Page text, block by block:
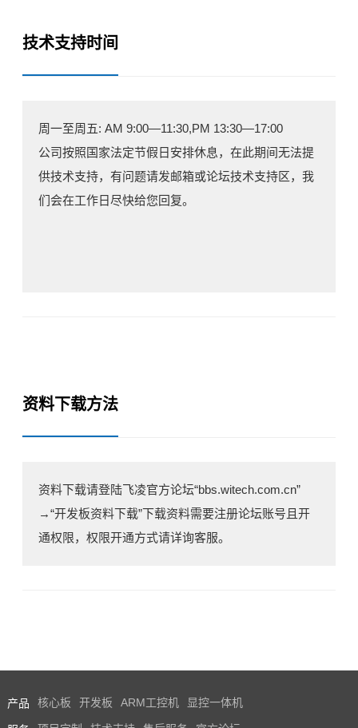
技术支持时间
周一至周五: AM 9:00—11:30,PM 13:30—17:00
公司按照国家法定节假日安排休息，在此期间无法提
供技术支持，有问题请发邮箱或论坛技术支持区，我
们会在工作日尽快给您回复。
资料下载方法
资料下载请登陆飞凌官方论坛“bbs.witech.com.cn”
→“开发板资料下载”下载资料需要注册论坛账号且开
通权限，权限开通方式请详询客服。
产品 核心板 开发板 ARM工控机 显控一体机